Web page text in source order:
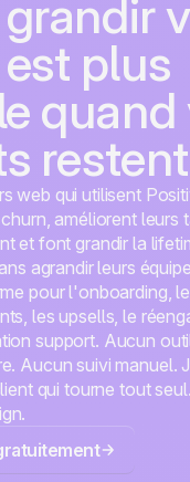
grandir
plus
quand
web qui utilisent
améliorent leurs
et font grandir la
agrandir leurs
pour l'onboarding,
les upsells, le
support. Aucun
Aucun suivi manuel.
qui tourne tout